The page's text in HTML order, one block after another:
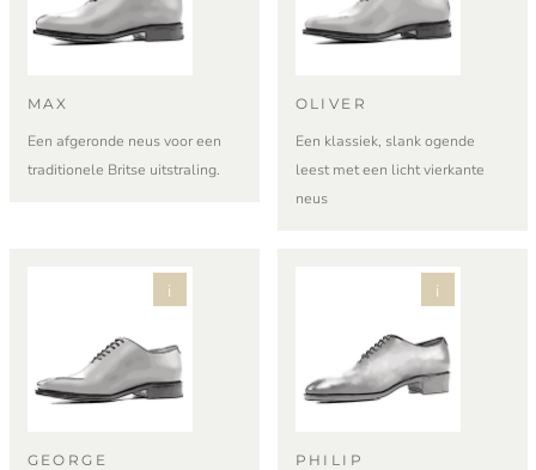
MAX
Een afgeronde neus voor een
traditionele Britse uitstraling.
OLIVER
Een klassiek, slank ogende
leest met een licht vierkante
neus
i
GEORGE
i
PHILIP